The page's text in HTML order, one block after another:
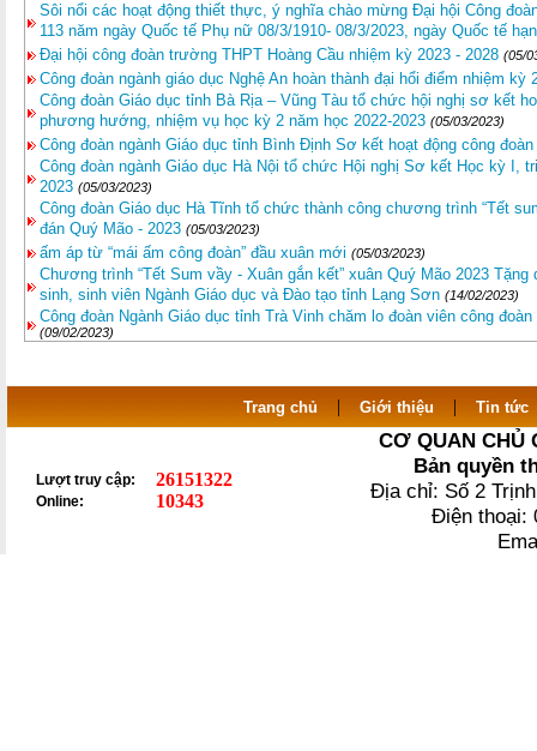
Sôi nổi các hoạt động thiết thực, ý nghĩa chào mừng Đại hội Công
113 năm ngày Quốc tế Phụ nữ 08/3/1910- 08/3/2023, ngày Quốc tế
Đại hội công đoàn trường THPT Hoàng Cầu nhiệm kỳ 2023 - 2028 (05/
Công đoàn ngành giáo dục Nghệ An hoàn thành đại hổi điểm nhiệm kỳ
Công đoàn Giáo dục tỉnh Bà Rịa – Vũng Tàu tổ chức hội nghị sơ kết
phương hướng, nhiệm vụ học kỳ 2 năm học 2022-2023 (05/03/2023)
Công đoàn ngành Giáo dục tỉnh Bình Định Sơ kết hoạt động công
Công đoàn ngành Giáo dục Hà Nội tổ chức Hội nghị Sơ kết Học kỳ I,
2023 (05/03/2023)
Công đoàn Giáo dục Hà Tĩnh tổ chức thành công chương trình “Tết
đán Quý Mão - 2023 (05/03/2023)
ấm áp từ “mái ấm công đoàn” đầu xuân mới (05/03/2023)
Chương trình “Tết Sum vầy - Xuân gắn kết” xuân Quý Mão 2023
sinh, sinh viên Ngành Giáo dục và Đào tạo tỉnh Lạng Sơn (14/02/2023)
Công đoàn Ngành Giáo dục tỉnh Trà Vinh chăm lo đoàn viên công
(09/02/2023)
Trang chủ | Giới thiệu | Tin tức
Lượt truy cập: 26151322
Online: 10343
CƠ QUAN CHỦ
Bản quyền
Địa chỉ: Số 2
Điện